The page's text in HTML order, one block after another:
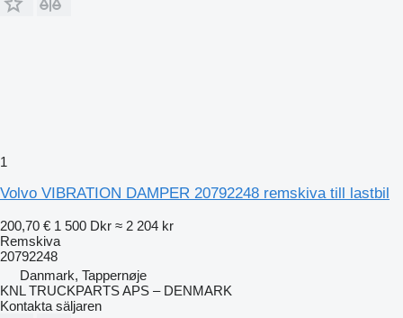
1
Volvo VIBRATION DAMPER 20792248 remskiva till lastbil
200,70 € 1 500 Dkr ≈ 2 204 kr
Remskiva
20792248
Danmark, Tappernøje
KNL TRUCKPARTS APS – DENMARK
Kontakta säljaren